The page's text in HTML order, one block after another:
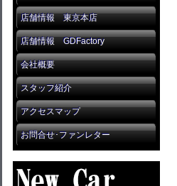
店舗情報 東京本店
店舗情報 GDFactory
会社概要
スタッフ紹介
アクセスマップ
お問合せ･ファンレター